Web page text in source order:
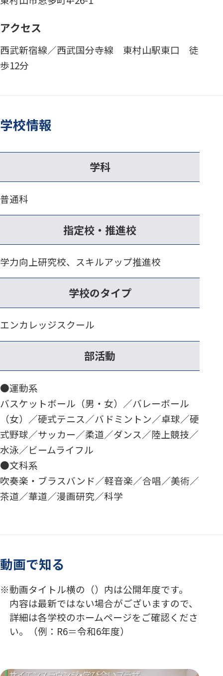
アクセス
西武新宿線／西武国分寺線 東村山駅東口 徒
歩12分
学校情報
学科
普通科
指定校・推進校
学力向上研究校、スキルアップ推進校
学校のタイプ
エンカレッジスクール
部活動
●運動系
バスケットボール（男・女）／バレーボール
（女）／硬式テニス／バドミントン／卓球／硬
式野球／サッカー／柔道／ダンス／陸上競技／
水泳／ビームライフル
●文科系
吹奏楽・ブラスバンド／軽音楽／合唱／美術／
茶道／華道／漫画研究／科学
動画で知る
動画タイトル横の（）内は公開年度です。
内容は最新ではない場合がございますので、
詳細は各学校のホームページをご確認くださ
い。（例：R6＝令和6年度）